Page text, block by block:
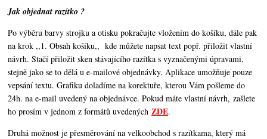
Jak objednat razítko ?
Po výběru barvy strojku a otisku pokračujte vložením do košíku, dále pak
na krok ,,1. Obsah košíku,, kde můžete napsat text popř. přiložit vlastní
návrh. Stačí přiložit sken stávajícího razítka s vyznačenými úpravami,
stejně jako se to dělá u e-mailové objednávky. Aplikace umožňuje pouze
vepsání textu. Grafiku doladíme na korektuře, kterou Vám pošleme do
24h. na e-mail uvedený na objednávce. Pokud máte vlastní návrh, zašlete
ho prosím v jednom z formátů uvedenýchZDE.
Druhá možnost je přesměrování na velkoobchod s razítkama, který má